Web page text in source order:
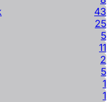
43
25
5
11
2
5
1
1